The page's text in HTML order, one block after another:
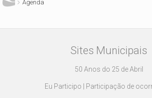
Agenda
Sites Municipais
50 Anos do 25 de Abril
Eu Participo | Participação de